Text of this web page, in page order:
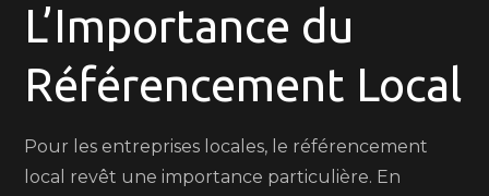
L’Importance du
Référencement Local
Pour les entreprises locales, le référencement
local revêt une importance particulière. En